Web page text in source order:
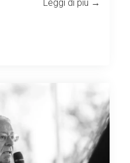
Leggi di più →